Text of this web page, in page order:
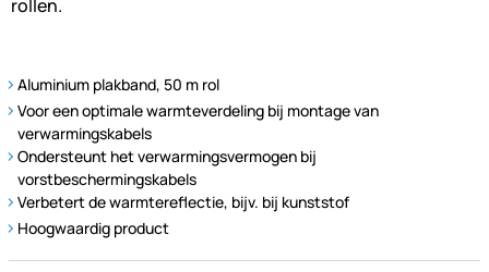
Aluminium plakband, 50 m rol
Voor een optimale warmteverdeling bij montage van
verwarmingskabels
Ondersteunt het verwarmingsvermogen bij
vorstbeschermingskabels
Verbetert de warmtereflectie, bijv. bij kunststof
Hoogwaardig product